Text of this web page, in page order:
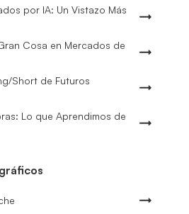
por IA: Un Vistazo Más
Cosa en Mercados de
Short de Futuros
Lo que Aprendimos de